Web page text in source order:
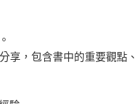
享，包含書中的重要觀點